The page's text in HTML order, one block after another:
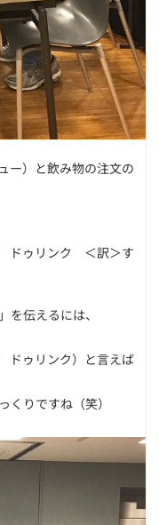
ー）と飲み物の注文の
ゥリンク ＜訳＞す
を伝えるには、
ゥリンク）と言えば
りですね（笑）